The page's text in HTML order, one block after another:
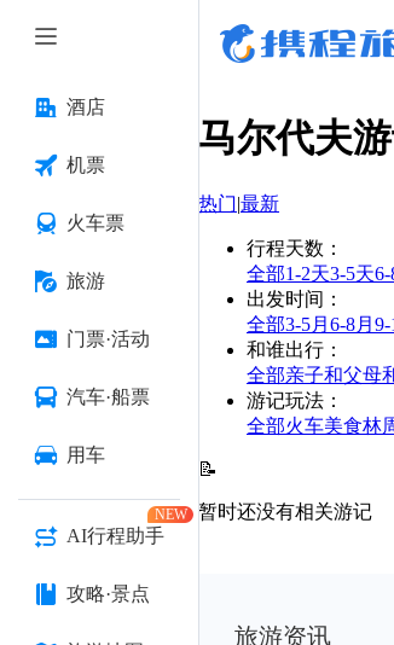
酒店
机票
火车票
旅游
门票·活动
汽车·船票
用车
AI行程助手
NEW
攻略·景点
马尔代夫
热门|最新
行程天数 ：
全部1-2天3-5天6-
出发时间 ：
全部3-5月 6-8月 9-
和谁出行 ：
全部亲子和父母
游记玩法 ：
全部火车美食林
📝
暂时还没有相关游记
旅游资讯